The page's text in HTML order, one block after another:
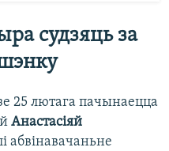
судзяць за
25 лютага пачынаецца
Анастасіяй
абвінавачаньне